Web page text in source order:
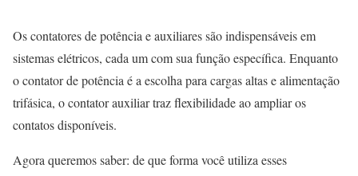
Os contatores de potência e auxiliares são indispensáveis em
sistemas elétricos, cada um com sua função específica. Enquanto
o contator de potência é a escolha para cargas altas e alimentação
trifásica, o contator auxiliar traz flexibilidade ao ampliar os
contatos disponíveis.
Agora queremos saber: de que forma você utiliza esses